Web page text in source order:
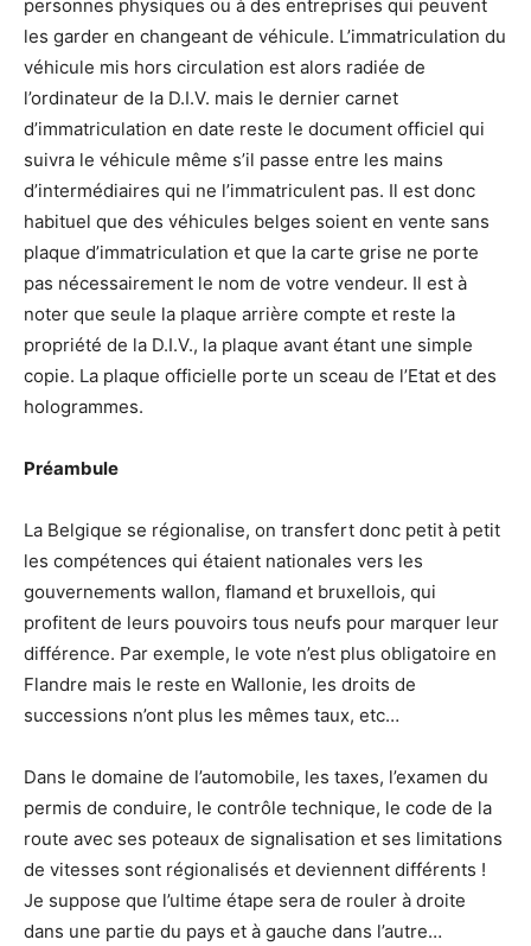
personnes physiques ou à des entreprises qui peuvent
les garder en changeant de véhicule. L’immatriculation du
véhicule mis hors circulation est alors radiée de
l’ordinateur de la D.I.V. mais le dernier carnet
d’immatriculation en date reste le document officiel qui
suivra le véhicule même s’il passe entre les mains
d’intermédiaires qui ne l’immatriculent pas. Il est donc
habituel que des véhicules belges soient en vente sans
plaque d’immatriculation et que la carte grise ne porte
pas nécessairement le nom de votre vendeur. Il est à
noter que seule la plaque arrière compte et reste la
propriété de la D.I.V., la plaque avant étant une simple
copie. La plaque officielle porte un sceau de l’Etat et des
hologrammes.
Préambule
La Belgique se régionalise, on transfert donc petit à petit
les compétences qui étaient nationales vers les
gouvernements wallon, flamand et bruxellois, qui
profitent de leurs pouvoirs tous neufs pour marquer leur
différence. Par exemple, le vote n’est plus obligatoire en
Flandre mais le reste en Wallonie, les droits de
successions n’ont plus les mêmes taux, etc…
Dans le domaine de l’automobile, les taxes, l’examen du
permis de conduire, le contrôle technique, le code de la
route avec ses poteaux de signalisation et ses limitations
de vitesses sont régionalisés et deviennent différents !
Je suppose que l’ultime étape sera de rouler à droite
dans une partie du pays et à gauche dans l’autre…